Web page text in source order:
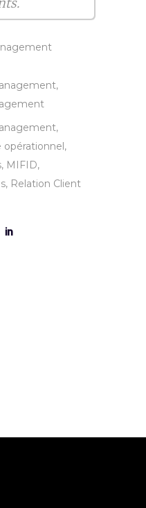
opérationnel
MIFID
Relation Client